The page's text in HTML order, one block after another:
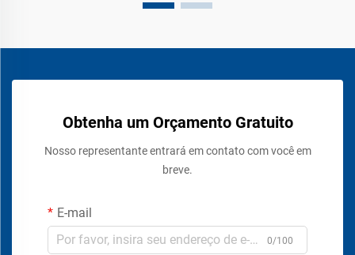
Obtenha um Orçamento Gratuito
Nosso representante entrará em contato com você em
breve.
E-mail
0/100